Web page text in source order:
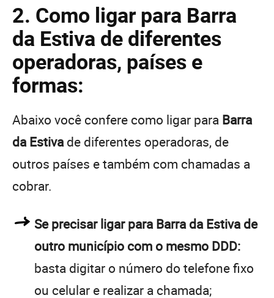
2. Como ligar para Barra
da Estiva de diferentes
operadoras, países e
formas:
Abaixo você confere como ligar para Barra
da Estivade diferentes operadoras, de
outros países e também com chamadas a
cobrar.
Se precisar ligar para Barra da Estiva de
outro município com o mesmo DDD:
basta digitar o número do telefone fixo
ou celular e realizar a chamada;